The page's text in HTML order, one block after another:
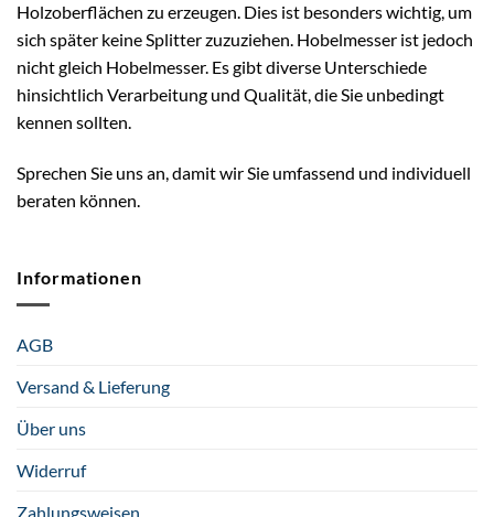
Holzoberflächen zu erzeugen. Dies ist besonders wichtig, um
sich später keine Splitter zuzuziehen. Hobelmesser ist jedoch
nicht gleich Hobelmesser. Es gibt diverse Unterschiede
hinsichtlich Verarbeitung und Qualität, die Sie unbedingt
kennen sollten.
Sprechen Sie uns an, damit wir Sie umfassend und individuell
beraten können.
Informationen
AGB
Versand & Lieferung
Über uns
Widerruf
Zahlungsweisen